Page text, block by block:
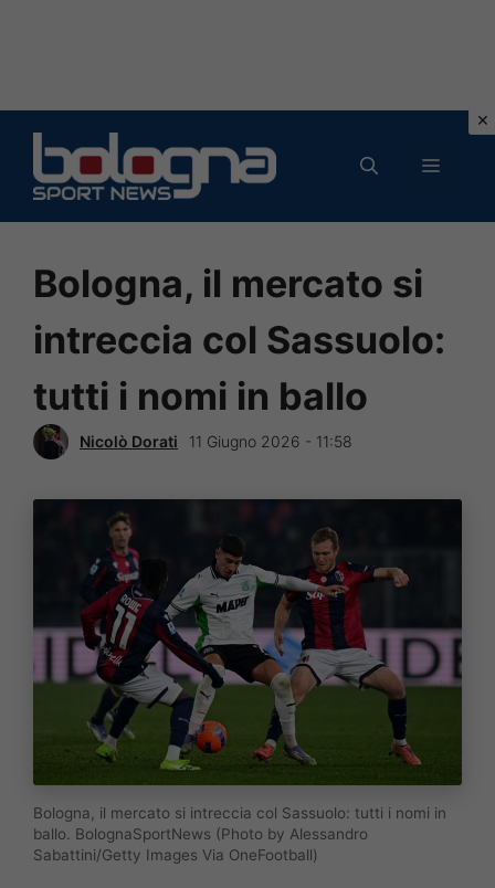
contenuto
MENU
Bologna, il mercato si
intreccia col Sassuolo:
tutti i nomi in ballo
Nicolò Dorati 11 Giugno 2026 - 11:58
Bologna, il mercato si intreccia col Sassuolo: tutti i nomi in
ballo. BolognaSportNews (Photo by Alessandro
Sabattini/Getty Images Via OneFootball)